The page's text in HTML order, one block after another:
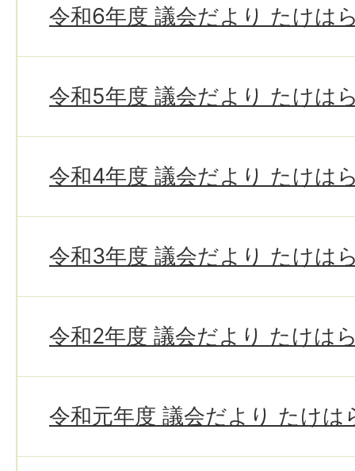
令和6年度 議会だより たけは
令和5年度 議会だより たけは
令和4年度 議会だより たけは
令和3年度 議会だより たけは
令和2年度 議会だより たけは
令和元年度 議会だより たけは